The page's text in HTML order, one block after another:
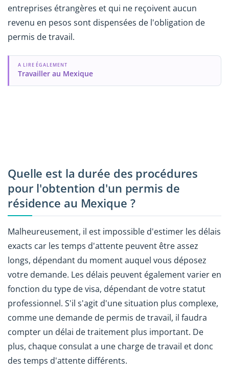
entreprises étrangères et qui ne reçoivent aucun
revenu en pesos sont dispensées de l'obligation de
permis de travail.
A LIRE ÉGALEMENT
Travailler au Mexique
Quelle est la durée des procédures
pour l'obtention d'un permis de
résidence au Mexique ?
Malheureusement, il est impossible d'estimer les délais
exacts car les temps d'attente peuvent être assez
longs, dépendant du moment auquel vous déposez
votre demande. Les délais peuvent également varier en
fonction du type de visa, dépendant de votre statut
professionnel. S'il s'agit d'une situation plus complexe,
comme une demande de permis de travail, il faudra
compter un délai de traitement plus important. De
plus, chaque consulat a une charge de travail et donc
des temps d'attente différents.